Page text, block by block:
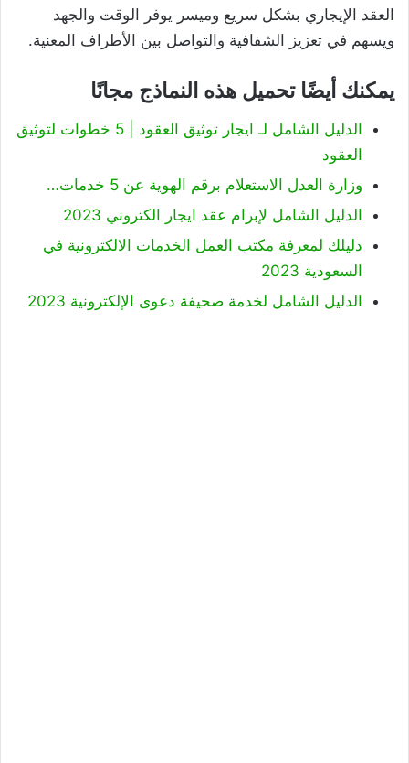
العقد الإيجاري بشكل سريع وميسر يوفر الوقت والجهد
ويسهم في تعزيز الشفافية والتواصل بين الأطراف المعنية.
يمكنك أيضًا تحميل هذه النماذج مجانًا
الدليل الشامل لـ ايجار توثيق العقود | 5 خطوات لتوثيق
العقود
وزارة العدل الاستعلام برقم الهوية عن 5 خدمات…
الدليل الشامل لإبرام عقد ايجار الكتروني 2023
دليلك لمعرفة مكتب العمل الخدمات الالكترونية في
السعودية 2023
الدليل الشامل لخدمة صحيفة دعوى الإلكترونية 2023